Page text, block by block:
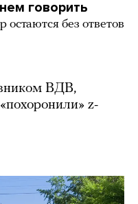
говорить
остаются без ответов
ВДВ,
z-